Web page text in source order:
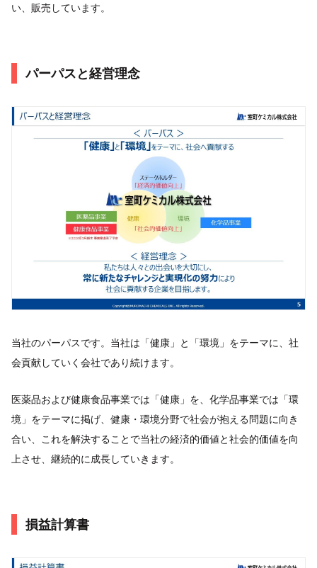
い、販売しています。
パーパスと経営理念
当社のパーパスです。当社は「健康」と「環境」をテーマに、社
会貢献していく会社であり続けます。
医薬品および健康食品事業では「健康」を、化学品事業では「環
境」をテーマに掲げ、健康・環境分野で社会が抱える問題に向き
合い、これを解決することで当社の経済的価値と社会的価値を向
上させ、継続的に成長していきます。
損益計算書